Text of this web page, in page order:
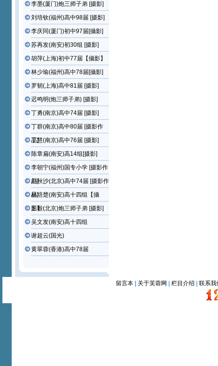
李墨(厦门)炮三师子弟 [摄影]
刘培钦(福州)高中98届 [摄影]
李庆同(厦门)初中97届[攝影]
苏再发(南安)初30组 [摄影]
胡萍(上海)初中77届【攝影】
林少瑜(福州)高中78届[攝影]
罗韧(上海)高中81届 [摄影]
迟鸣明(炮三师子弟) [摄影]
丁勇(南京)高中74届 [摄影]
丁群(南京)高中80届 [摄影作
品]
丁慧(南京)高中76届 [摄影]
陈章扁(南安)高14组[摄影]
李朝宁(福州)国专小学 [摄影作
品]
刘秋沙(北京)高中74届 [摄影作
品]
林培楚(南安)高十四组【攝
影】
王毅(北京)炮三师子弟 [摄影]
吴文发(南安)高十四组
谢超云(国光)
黄翠蓉(香港)高中78届
留言本| 关于芙蓉网 栏目介绍 联系我